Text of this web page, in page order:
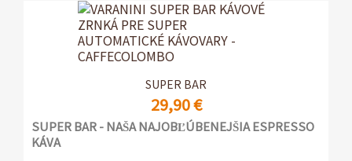
SUPER BAR
29,90 €
SUPER BAR - NAŠA NAJOBĽÚBENEJŠIA ESPRESSO
KÁVA